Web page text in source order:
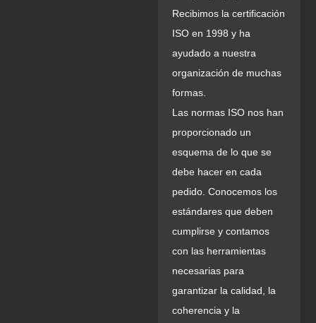
Recibimos la certificación
ISO en 1998 y ha
ayudado a nuestra
organización de muchas
formas.
Las normas ISO nos han
proporcionado un
esquema de lo que se
debe hacer en cada
pedido. Conocemos los
estándares que deben
cumplirse y contamos
con las herramientas
necesarias para
garantizar la calidad, la
coherencia y la